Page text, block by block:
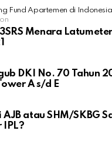
Fund Apartemen di Indonesia
on
Menara
DKI No. 70 Tahun
A s/d E
AJB atau SHM/SKBG
IPL?